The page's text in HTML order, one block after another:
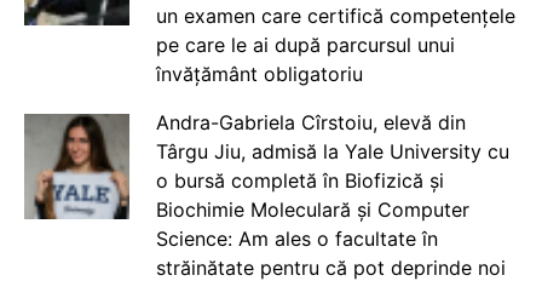
un examen care certifică competențele
pe care le ai după parcursul unui
învățământ obligatoriu
Andra-Gabriela Cîrstoiu, elevă din
Târgu Jiu, admisă la Yale University cu
o bursă completă în Biofizică și
Biochimie Moleculară și Computer
Science: Am ales o facultate în
străinătate pentru că pot deprinde noi